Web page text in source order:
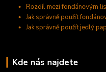
Rozdíl mezi fondánovým
Jak správně použít
Jak správně použít jedlý
Kde nás najdete